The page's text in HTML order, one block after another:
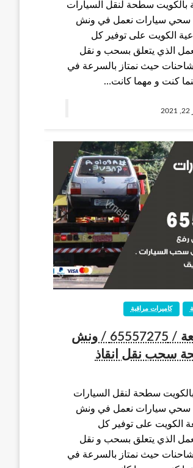
بالكويت سطحة لنقل السيارات
سحي سيارات نعمل في ونش
الكويت على توفير كل
الذي يتعلق بسحب و نقل
حيث نمتاز بالسرعة في
كنت و مهما كانت…
كاميرات مراقبة
ونش الجليعة / 65557275 / ونش
سحب نقل انقاذ
سطحة لنقل السيارات
سحي سيارات نعمل في ونش
الكويت على توفير كل
الذي يتعلق بسحب و نقل
حيث نمتاز بالسرعة في